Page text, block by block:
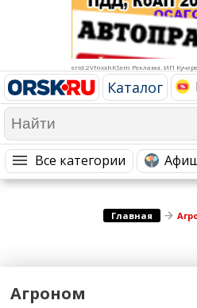
erid:2VfnxxhKSem Реклама. ИП
Каталог
Все категории
Недвижимость
Красота Косметология
Медицина Здоровье
Путешествия, Туризм
Гостиницы
Образование
Бытовые услуги
СМИ и Реклама Главная
Агроном